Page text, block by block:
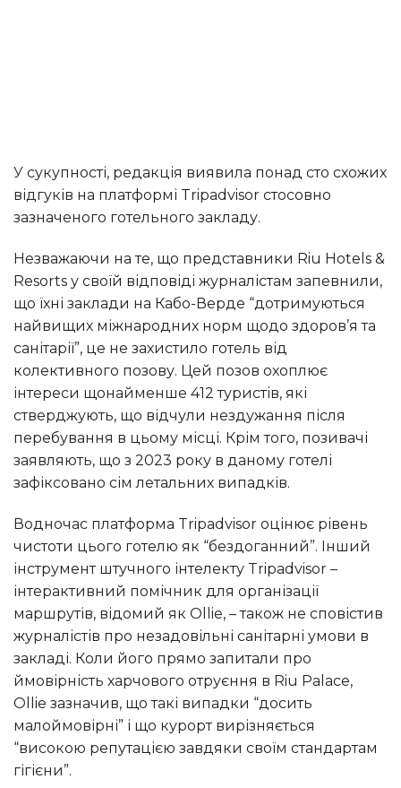
У сукупності, редакція виявила понад сто схожих
відгуків на платформі Tripadvisor стосовно
зазначеного готельного закладу.
Незважаючи на те, що представники Riu Hotels &
Resorts у своїй відповіді журналістам запевнили,
що їхні заклади на Кабо-Верде “дотримуються
найвищих міжнародних норм щодо здоров’я та
санітарії”, це не захистило готель від
колективного позову. Цей позов охоплює
інтереси щонайменше 412 туристів, які
стверджують, що відчули нездужання після
перебування в цьому місці. Крім того, позивачі
заявляють, що з 2023 року в даному готелі
зафіксовано сім летальних випадків.
Водночас платформа Tripadvisor оцінює рівень
чистоти цього готелю як “бездоганний”. Інший
інструмент штучного інтелекту Tripadvisor –
інтерактивний помічник для організації
маршрутів, відомий як Ollie, – також не сповістив
журналістів про незадовільні санітарні умови в
закладі. Коли його прямо запитали про
ймовірність харчового отруєння в Riu Palace,
Ollie зазначив, що такі випадки “досить
малоймовірні” і що курорт вирізняється
“високою репутацією завдяки своїм стандартам
гігієни”.